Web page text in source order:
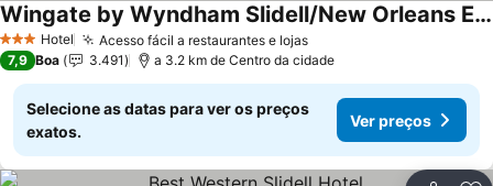
3 EstrelasHotel Acesso fácil a restaurantes e lojasVer preços
Wingate by Wyndham Slidell/New Orleans East Area
Ver preços
7,9 Boa 3.491 a 3.2 km de Centro da cidade
Selecione as datas para ver os preços
exatos.
Ver preços